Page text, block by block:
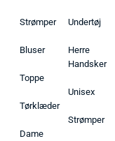
Strømper
Bluser
Toppe
Tørklæder
Dame
Undertøj
Herre
Handsker
Unisex
Strømper